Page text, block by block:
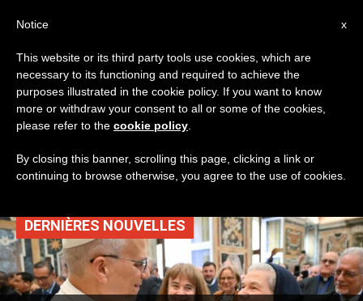
TAG
Posts Tagged
‘الشيخوخة’
DERNIÈRES NOUVELLES
x
Notice
This website or its third party tools use cookies, which are
necessary to its functioning and required to achieve the
purposes illustrated in the cookie policy. If you want to know
more or withdraw your consent to all or some of the cookies,
please refer to the cookie policy
By closing this banner, scrolling this page, clicking a link or
continuing to browse otherwise, you agree to the use of cookies.